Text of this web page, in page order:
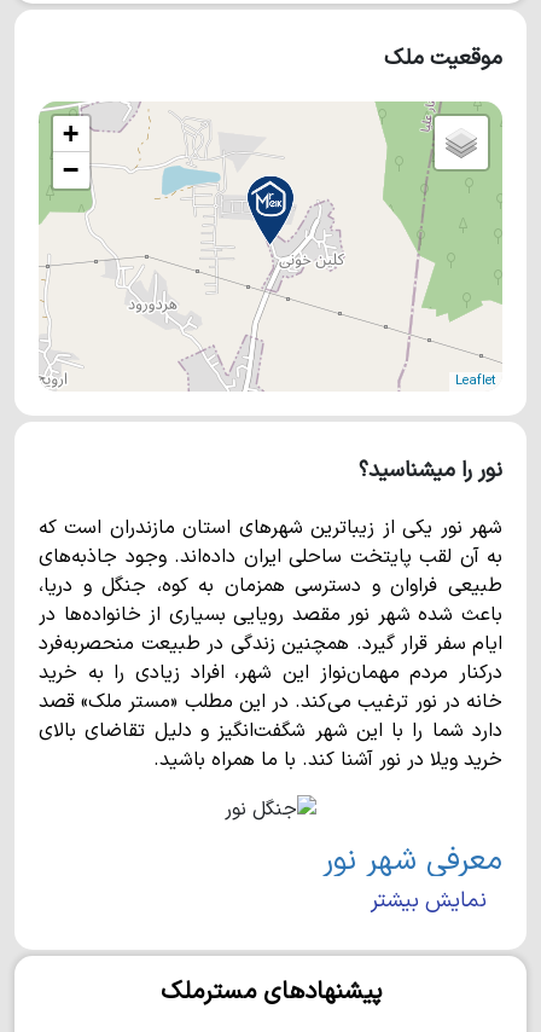
موقعیت ملک
+
−
Leaflet
نور را میشناسید؟
شهر نور یکی از زیباترین شهرهای استان مازندران است که
به آن لقب پایتخت ساحلی ایران داده‌اند. وجود جاذبه‌های
طبیعی فراوان و دسترسی همزمان به کوه، جنگل و دریا،
باعث شده شهر نور مقصد رویایی بسیاری از خانواده‌ها در
ایام سفر قرار گیرد. همچنین زندگی در طبیعت منحصربه‌فرد
درکنار مردم مهمان‌نواز این شهر، افراد زیادی را به خرید
خانه در نور ترغیب می‌کند. در این مطلب «مستر ملک» قصد
دارد شما را با این شهر شگفت‌انگیز و دلیل تقاضای بالای
خرید ویلا در نور آشنا کند. با ما همراه باشید.
معرفی شهر نور
شهر نور در بخش مرکزی شهرستانی به همین نام واقع شده
جمعیت دارد. این شهر به صورت خطی در جنوب دریای خزر
کشیده شده است و از شرق به ایزدشهر و از غرب به شهر
نمایش بیشتر
پیشنهادهای مسترملک